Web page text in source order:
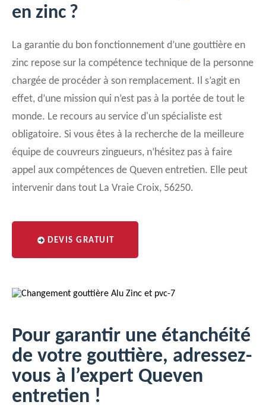
en zinc ?
La garantie du bon fonctionnement d’une gouttière en
zinc repose sur la compétence technique de la personne
chargée de procéder à son remplacement. Il s’agit en
effet, d’une mission qui n’est pas à la portée de tout le
monde. Le recours au service d'un spécialiste est
obligatoire. Si vous êtes à la recherche de la meilleure
équipe de couvreurs zingueurs, n’hésitez pas à faire
appel aux compétences de Queven entretien. Elle peut
intervenir dans tout La Vraie Croix, 56250.
DEVIS GRATUIT
Pour garantir une étanchéité
de votre gouttière, adressez-
vous à l’expert Queven
entretien !